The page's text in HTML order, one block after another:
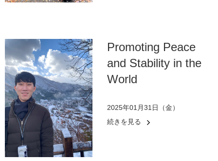
Promoting Peace
and Stability in the
World
2025年01月31日（金）
続きを見る